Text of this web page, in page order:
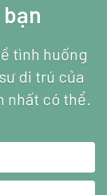
tình huống
di trú của
nhất có thể.